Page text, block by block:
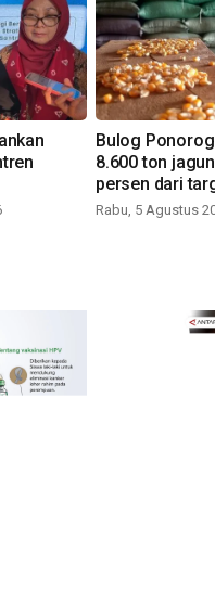
Bulog
8.600 ton
persen dari
Rabu, 5 Agustus